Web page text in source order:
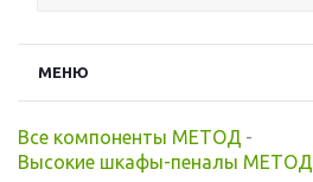
МЕНЮ
Все компоненты МЕТОД -
Высокие шкафы-пеналы МЕТОД